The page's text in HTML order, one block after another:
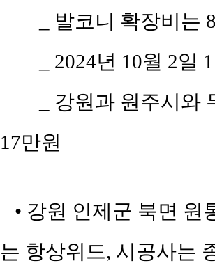
_ 발코니 확장비는
_ 2024년 10월 2
_ 강원과 원주시
17만원
• 강원 인제군 북면 원
는 항상위드, 시공사는